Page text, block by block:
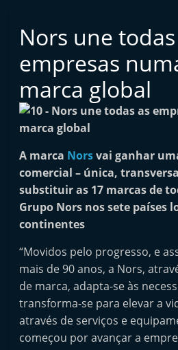
o
r
n
i
n
d
e
n
d
e
n
Nors une
empresas
marca global
A marca Norsvai ganhar
comercial – única,
substituir as 17 marcas de
Grupo Nors nos sete países
continentes
“Movidos pelo progresso, e
mais de 90 anos, a Nors,
de marca, adapta-se às
transforma-se para elevar a
através de serviços e
começou por avançar a